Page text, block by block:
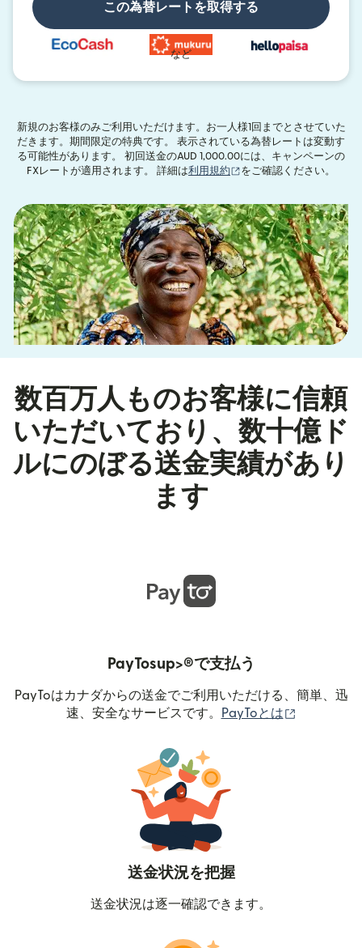
この為替レートを取得する
など
新規のお客様のみご利用いただけます。お一人様1回までとさせていた
だきます。期間限定の特典です。 表示されている為替レートは変動す
る可能性があります。 初回送金のAUD 1,000.00には、キャンペーンの
FXレートが適用されます。 詳細は利用規約 （別ウィンドウで開きま
をご確認ください。
数百万人ものお客様に信頼
いただいており、数十億ド
ルにのぼる送金実績があり
ます
PayTosup>®で支払う
PayToはカナダからの送金でご利用いただける、簡単、迅
速、安全なサービスです。
PayToとは
送金状況を把握
送金状況は逐一確認できます。